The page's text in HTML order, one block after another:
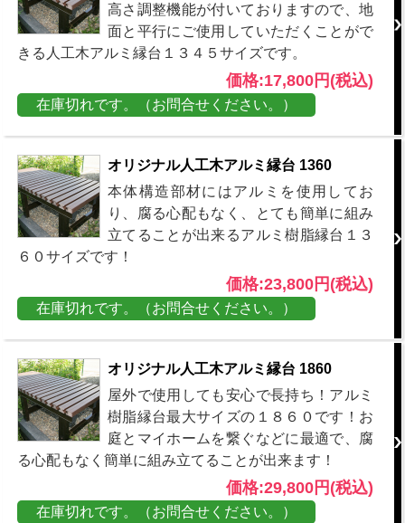
高さ調整機能が付いておりますので、地
面と平行にご使用していただくことがで
きる人工木アルミ縁台１３４５サイズです。
価格:17,800円(税込)
在庫切れです。（お問合せください。）
オリジナル人工木アルミ縁台 1360
本体構造部材にはアルミを使用してお
り、腐る心配もなく、とても簡単に組み
立てることが出来るアルミ樹脂縁台１３
６０サイズです！
価格:23,800円(税込)
在庫切れです。（お問合せください。）
オリジナル人工木アルミ縁台 1860
屋外で使用しても安心で長持ち！アルミ
樹脂縁台最大サイズの１８６０です！お
庭とマイホームを繋ぐなどに最適で、腐
る心配もなく簡単に組み立てることが出来ます！
価格:29,800円(税込)
在庫切れです。（お問合せください。）